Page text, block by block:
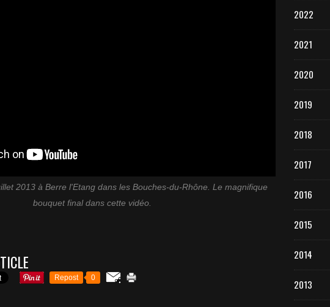
2013 à Berre l'Etang dans les Bouches-du-Rhône. Le magnifique
bouquet final dans cette vidéo.
Repost 0
2022
2021
2020
2019
2018
2017
2016
2015
2014
2013